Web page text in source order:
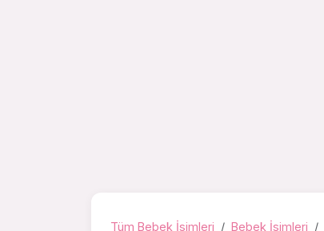
Tüm Bebek İsimleri Bebek İsimleri